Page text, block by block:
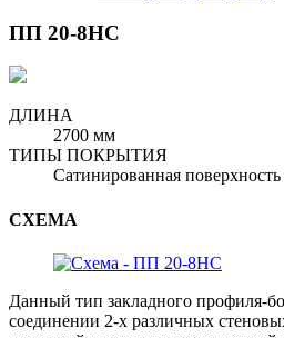
ПП 20-8НС
ДЛИНА
2700 мм
ТИПЫ ПОКРЫТИЯ
Сатинированная поверхность
СХЕМА
Данный тип закладного профиля-
соединении 2-х различных